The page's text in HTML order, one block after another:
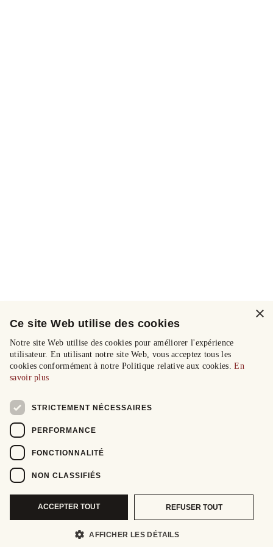
×
Ce site Web utilise des cookies
Notre site Web utilise des cookies pour améliorer l'expérience
utilisateur. En utilisant notre site Web, vous acceptez tous les
cookies conformément à notre Politique relative aux cookies.En
savoir plus
STRICTEMENT NÉCESSAIRES
PERFORMANCE
FONCTIONNALITÉ
NON CLASSIFIÉS
ACCEPTER TOUT REFUSER TOUT
AFFICHER LES DÉTAILS